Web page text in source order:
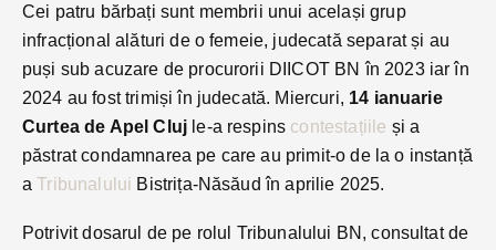
Cei patru bărbați sunt membrii unui același grup
infracțional alături de o femeie, judecată separat și au
puși sub acuzare de procurorii DIICOT BN în 2023 iar în
2024 au fost trimiși în judecată. Miercuri, 14 ianuarie
Curtea de Apel Cluj le-a respins contestațiile și a
păstrat condamnarea pe care au primit-o de la o instanță
aTribunalului Bistrița-Năsăud în aprilie 2025.
Potrivit dosarul de pe rolul Tribunalului BN, consultat de